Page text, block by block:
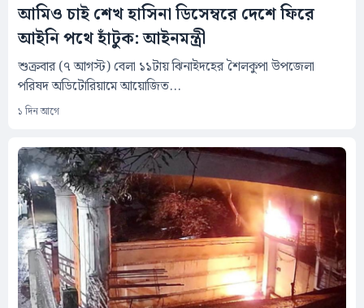
আমিও চাই শেখ হাসিনা ডিসেম্বরে দেশে ফিরে
আইনি পথে হাঁটুক: আইনমন্ত্রী
শুক্রবার (৭ আগস্ট) বেলা ১১টায় ঝিনাইদহের শৈলকুপা উপজেলা
পরিষদ অডিটোরিয়ামে আয়োজিত...
১ দিন আগে